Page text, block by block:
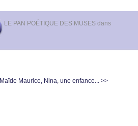
LE PAN POÉTIQUE DES MUSES dans
Maïde Maurice, Nina, une enfance... >>